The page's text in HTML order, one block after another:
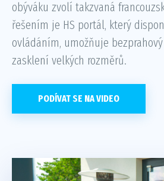
obýváku zvolí takzvaná
řešením je HS portál, který
ovládáním, umožňuje
zasklení velkých rozměrů.
PODÍVAT SE NA VIDEO